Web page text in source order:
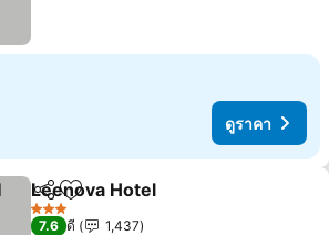
ดูราคา
แชร์ เพิ่มในรายการโปรด
Leenova Hotel
3 ดาว
7.6 ดี
1,437